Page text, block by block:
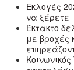
Εκλογές
να ξέρετε
Έκτακτο
με βροχές